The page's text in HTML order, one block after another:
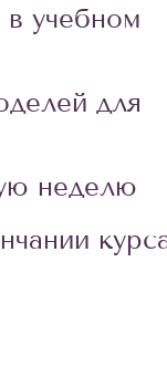
учебном
для
неделю